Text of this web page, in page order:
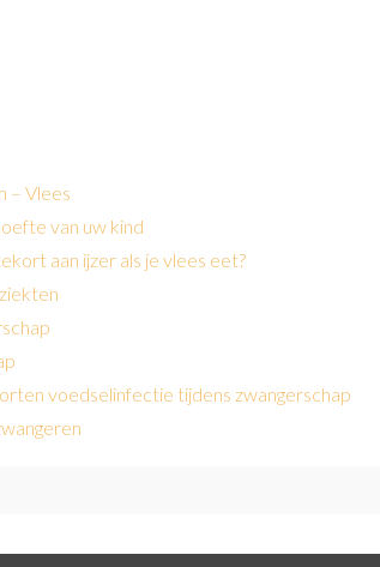
– Vlees
van uw kind
aan ijzer als je vlees eet?
voedselinfectie tijdens zwangerschap